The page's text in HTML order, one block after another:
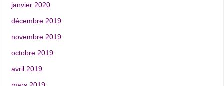
janvier 2020
décembre 2019
novembre 2019
octobre 2019
avril 2019